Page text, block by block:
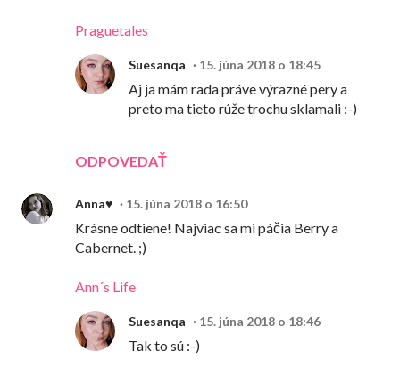
Praguetales
ODPOVEDAŤ
Suesanqa 15. júna 2018 o 18:45
Aj ja mám rada práve výrazné pery a
preto ma tieto rúže trochu sklamali :-)
Anna♥ 15. júna 2018 o 16:50
Krásne odtiene! Najviac sa mi páčia Berry a
Cabernet. ;)
Ann´s Life
Suesanqa 15. júna 2018 o 18:46
Tak to sú :-)